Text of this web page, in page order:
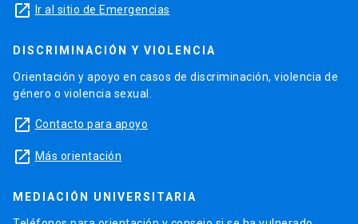
launch Ir al sitio de Emergencias
DISCRIMINACIÓN Y VIOLENCIA
Orientación y apoyo en casos de discriminación, violencia de
género o violencia sexual.
launch Contacto para apoyo
launch Más orientación
MEDIACIÓN UNIVERSITARIA